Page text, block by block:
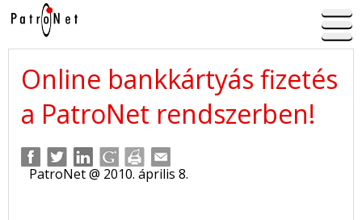
Online bankkártyás fizetés
a PatroNet rendszerben!
PatroNet @ 2010. április 8.